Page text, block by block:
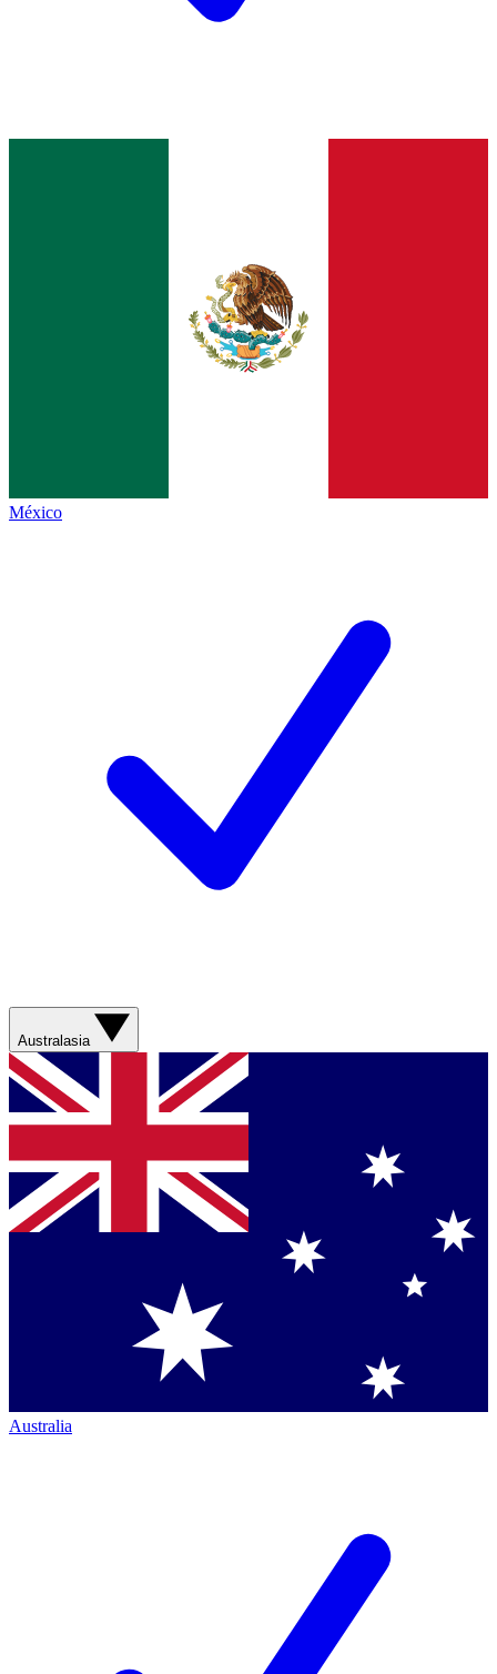
México
Australasia
Australia